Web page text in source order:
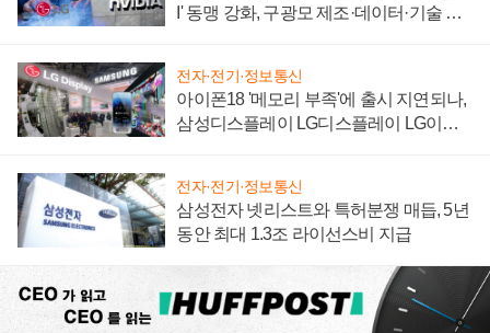
I' 동맹 강화, 구광모 제조·데이터·기술 결
전자·전기·정보통신
아이폰18 '메모리 부족'에 출시 지연되나,
삼성디스플레이 LG디스플레이 LG이노
전자·전기·정보통신
삼성전자 넷리스트와 특허분쟁 매듭, 5년
동안 최대 1.3조 라이선스비 지급